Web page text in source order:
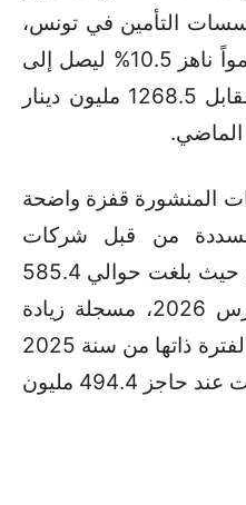
التأمين في تونس،
حيث سجل رقم معاملات نمواً ناهز 10.5% ليصل إلى
نحو 1401.4 مليون دينار، مقابل 1268.5 مليون دينار
الماضي.
المنشورة قفزة واضحة
من قبل شركات
التأمين لفائدة المؤمن لهم، حيث بلغت حوالي 585.4
مليون دينار حتى نهاية مارس 2026، مسجلة زيادة
هامة بلغت 18.4% مقارنة بالفترة ذاتها من سنة 2025
والتي توقفت فيها التعويضات عند حاجز 494.4 مليون